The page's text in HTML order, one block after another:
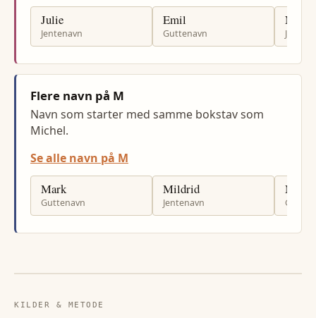
Julie
Jentenavn
Emil
Guttenavn
Nora
Flere navn på M
Navn som starter med samme bokstav som
Michel.
Se alle navn på M
Mark
Guttenavn
Mildrid
Jentenavn
KILDER & METODE